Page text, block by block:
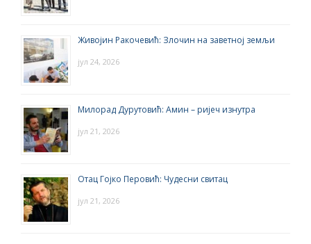
Живојин Ракочевић: Злочин на заветној земљи
јул 24, 2026
Милорад Дурутовић: Амин – ријеч изнутра
јул 21, 2026
Отац Гојко Перовић: Чудесни свитац
јул 21, 2026